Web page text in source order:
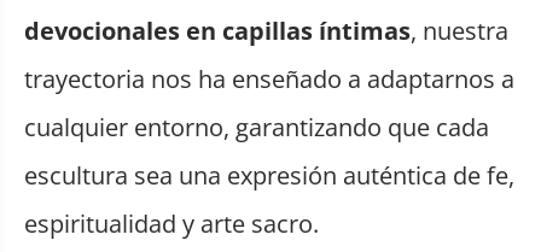
devocionales en capillas íntimas, nuestra
trayectoria nos ha enseñado a adaptarnos a
cualquier entorno, garantizando que cada
escultura sea una expresión auténtica de fe,
espiritualidad y arte sacro.